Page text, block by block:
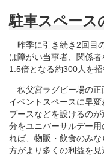
駐車スペース
昨季に引き続き2回目
は障がい当事者、関係
1.5倍となる約300人を招
秩父宮ラグビー場の正
イベントスペースに早
ブースなどを設けるの
分をユニバーサルデー
れば、物販・飲食のみ
方がより多くの利益を見